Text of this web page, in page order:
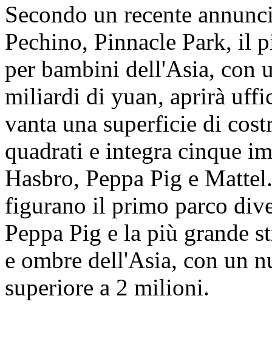
Secondo un recente
Pechino, Pinnacle Park, il
per bambini dell'Asia, con
miliardi di yuan, aprirà
vanta una superficie di
quadrati e integra cinque
Hasbro, Peppa Pig e
figurano il primo parco
Peppa Pig e la più grande
e ombre dell'Asia, con un
superiore a 2 milioni.